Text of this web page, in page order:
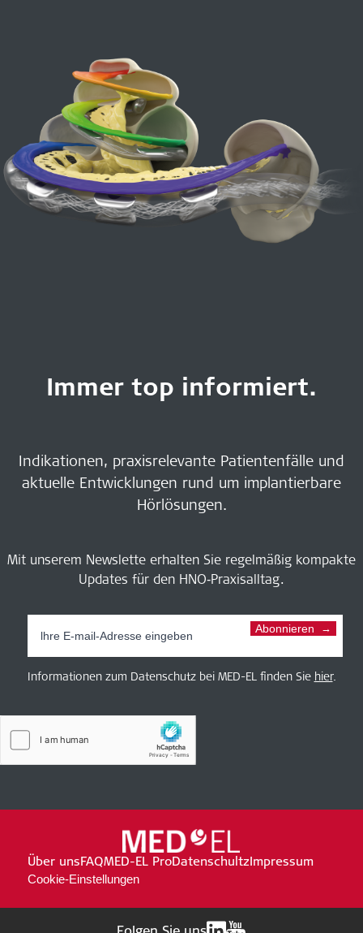
Immer top informiert.
Indikationen, praxisrelevante Patientenfälle und
aktuelle Entwicklungen rund um implantierbare
Hörlösungen.
Mit unserem Newslette erhalten Sie regelmäßig kompakte
Updates für den HNO‑Praxisalltag.
Abonnieren
Informationen zum Datenschutz bei MED-EL finden Sie hier.
Über unsFAQMED-EL ProDatenschultzImpressum
Cookie-Einstellungen